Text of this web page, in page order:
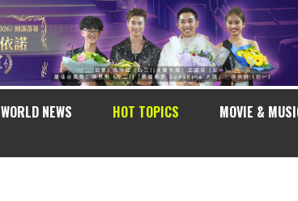
NEWS HOT TOPICS MOVIE &